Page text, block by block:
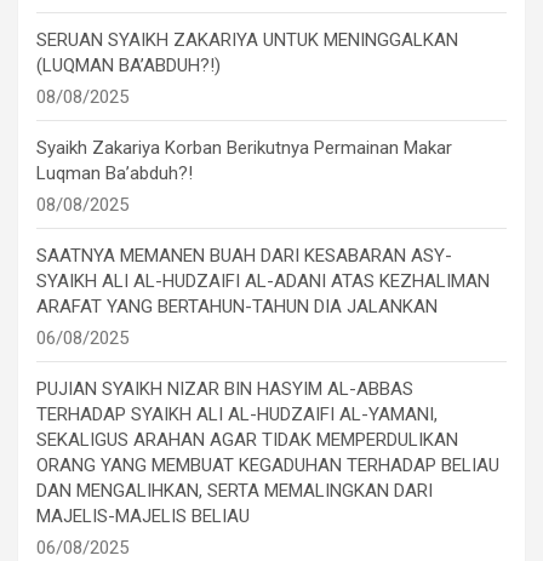
SERUAN SYAIKH ZAKARIYA UNTUK MENINGGALKAN
(LUQMAN BA’ABDUH?!)
08/08/2025
Syaikh Zakariya Korban Berikutnya Permainan Makar
Luqman Ba’abduh?!
08/08/2025
SAATNYA MEMANEN BUAH DARI KESABARAN ASY-
SYAIKH ALI AL-HUDZAIFI AL-ADANI ATAS KEZHALIMAN
ARAFAT YANG BERTAHUN-TAHUN DIA JALANKAN
06/08/2025
PUJIAN SYAIKH NIZAR BIN HASYIM AL-ABBAS
TERHADAP SYAIKH ALI AL-HUDZAIFI AL-YAMANI,
SEKALIGUS ARAHAN AGAR TIDAK MEMPERDULIKAN
ORANG YANG MEMBUAT KEGADUHAN TERHADAP BELIAU
DAN MENGALIHKAN, SERTA MEMALINGKAN DARI
MAJELIS-MAJELIS BELIAU
06/08/2025